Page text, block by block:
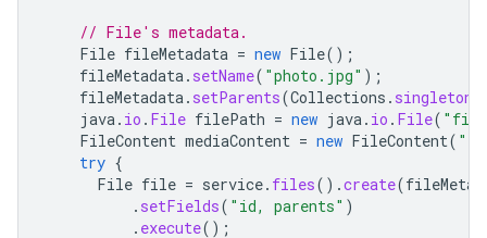
// File's metadata.
File fileMetadata = new File();
fileMetadata. setName( "photo.jpg" );
fileMetadata. setParents(Collections .
java. io . File filePath = new java. io . File(
FileContent mediaContent = new FileContent(
try {
File file = service. files().create(
. setFields( "id, parents" )
. execute();